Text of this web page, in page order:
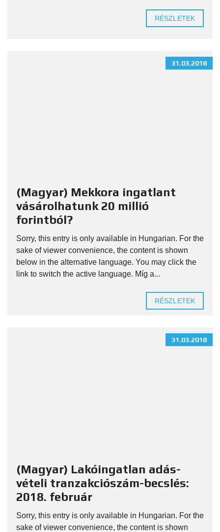
RÉSZLETEK
31.03.2018
(Magyar) Mekkora ingatlant
vásárolhatunk 20 millió
forintból?
Sorry, this entry is only available in Hungarian. For the
sake of viewer convenience, the content is shown
below in the alternative language. You may click the
link to switch the active language. Míg a...
RÉSZLETEK
31.03.2018
(Magyar) Lakóingatlan adás-
vételi tranzakciószám-becslés:
2018. február
Sorry, this entry is only available in Hungarian. For the
sake of viewer convenience, the content is shown